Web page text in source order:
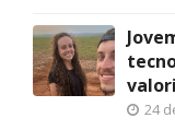
24